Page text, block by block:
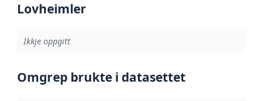
Lovheimler
Ikkje oppgitt
Omgrep brukte i datasettet